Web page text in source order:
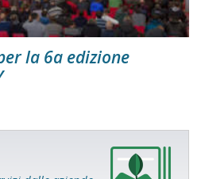
la 6a edizione